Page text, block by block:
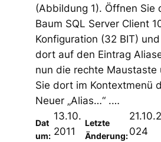
(Abbildung 1). Öffnen Sie
Baum SQL Server Client
Konfiguration (32 BIT)
dort auf den Eintrag
nun die rechte Maustaste
Sie dort im Kontextmenü
Neuer „Alias…“ .…
Dat
um:
13.10.
2011
Letzte
Änderung:
21.10.2
024